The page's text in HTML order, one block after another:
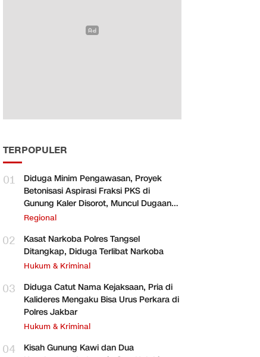
TERPOPULER
01
Diduga Minim Pengawasan, Proyek
Betonisasi Aspirasi Fraksi PKS di
Gunung Kaler Disorot, Muncul Dugaan
Pengurangan Volume
Regional
02
Kasat Narkoba Polres Tangsel
Ditangkap, Diduga Terlibat Narkoba
Hukum & Kriminal
03
Diduga Catut Nama Kejaksaan, Pria di
Kalideres Mengaku Bisa Urus Perkara di
Polres Jakbar
Hukum & Kriminal
04
Kisah Gunung Kawi dan Dua